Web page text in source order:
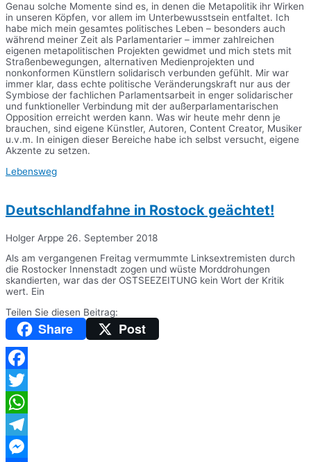
Genau solche Momente sind es, in denen die Metapolitik ihr Wirken
in unseren Köpfen, vor allem im Unterbewusstsein entfaltet. Ich
habe mich mein gesamtes politisches Leben – besonders auch
während meiner Zeit als Parlamentarier – immer zahlreichen
eigenen metapolitischen Projekten gewidmet und mich stets mit
Straßenbewegungen, alternativen Medienprojekten und
nonkonformen Künstlern solidarisch verbunden gefühlt. Mir war
immer klar, dass echte politische Veränderungskraft nur aus der
Symbiose der fachlichen Parlamentsarbeit in enger solidarischer
und funktioneller Verbindung mit der außerparlamentarischen
Opposition erreicht werden kann. Was wir heute mehr denn je
brauchen, sind eigene Künstler, Autoren, Content Creator, Musiker
u.v.m. In einigen dieser Bereiche habe ich selbst versucht, eigene
Akzente zu setzen.
Lebensweg
Deutschlandfahne in Rostock geächtet!
Holger Arppe 26. September 2018
Als am vergangenen Freitag vermummte Linksextremisten durch
die Rostocker Innenstadt zogen und wüste Morddrohungen
skandierten, war das der OSTSEEZEITUNG kein Wort der Kritik
wert. Ein
Teilen Sie diesen Beitrag:
Share Post
Facebook
Twitter
WhatsApp
Telegram